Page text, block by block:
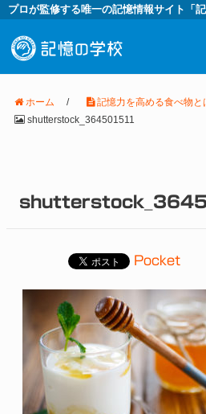
プロが監修する唯一の記憶情報サイト「記
ホーム / 記憶力を高める食べ物と
shutterstock_364501511
Pocket